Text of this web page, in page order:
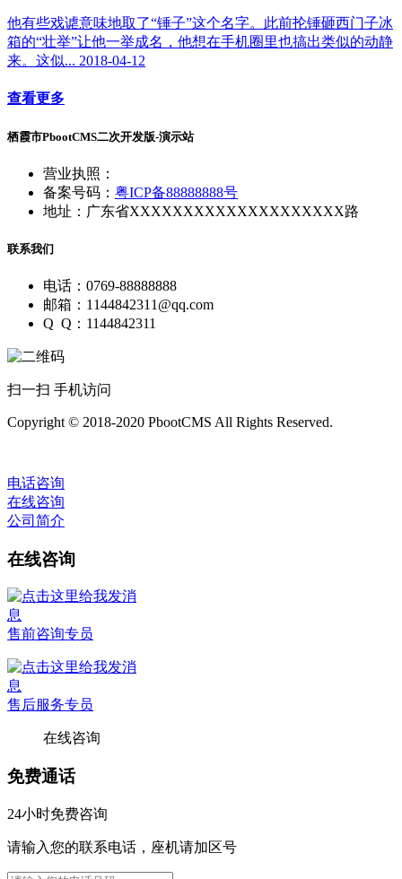
他有些戏谑意味地取了“锤子”这个名字。此前抡锤砸西门子冰
箱的“壮举”让他一举成名，他想在手机圈里也搞出类似的动静
来。这似... 2018-04-12
查看更多
栖霞市PbootCMS二次开发版-演示站
营业执照：
备案号码： 粤ICP备88888888号
地址：广东省XXXXXXXXXXXXXXXXXXXX路
联系我们
电话：0769-88888888
邮箱：1144842311@qq.com
Q Q：1144842311
扫一扫 手机访问
Copyright © 2018-2020 PbootCMS All Rights Reserved.
电话咨询
在线咨询
公司简介
在线咨询
售前咨询专员
售后服务专员
在线咨询
免费通话
24小时免费咨询
请输入您的联系电话，座机请加区号